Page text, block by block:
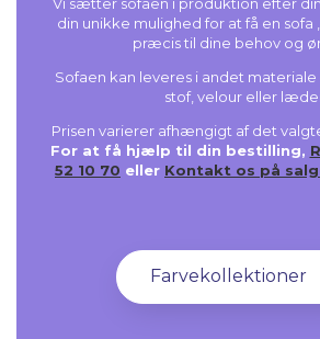
din unikke mulighed for at få en sofa
præcis til dine behov og
Sofaen kan leveres i andet
stof, velour eller
Prisen varierer afhængigt af det
For at få hjælp til din bestilling,
52 10 70 eller Kontakt os på
Farvekollektioner